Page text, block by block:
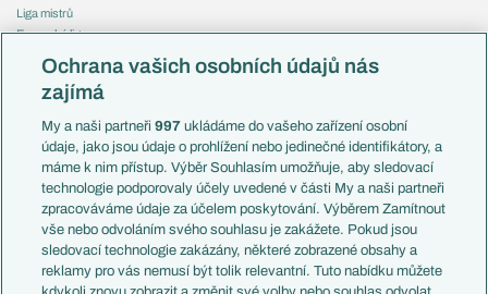
Liga mistrů
Evropská liga
Mistrovství světa
Liga národů
Témata
Představení týmů MS
EuroSkauting
PL v kostce
Evropské koeficienty
Přestupy
Přestupové spekulace
Zranění
Česko
Francie
Itálie
Německo
Španělsko
Argentina
Brazílie
Přestupy
Ochrana vašich osobních údajů nás
zajímá
My a naši partneři997 ukládáme do vašeho zařízení osobní
údaje, jako jsou údaje o prohlížení nebo jedinečné identifikátory, a
máme k nim přístup. Výběr Souhlasím umožňuje, aby sledovací
technologie podporovaly účely uvedené v části My a naši partneři
zpracováváme údaje za účelem poskytování. Výběrem Zamítnout
vše nebo odvoláním svého souhlasu je zakážete. Pokud jsou
sledovací technologie zakázány, některé zobrazené obsahy a
reklamy pro vás nemusí být tolik relevantní. Tuto nabídku můžete